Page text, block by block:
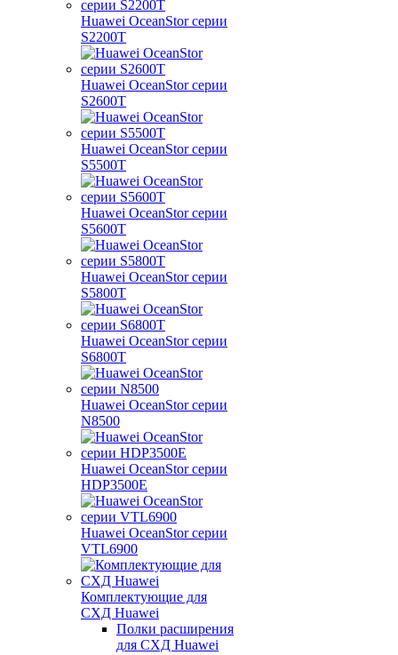
Huawei OceanStor серии
S2200T
Huawei OceanStor серии
S2600T
Huawei OceanStor серии
S5500T
Huawei OceanStor серии
S5600T
Huawei OceanStor серии
S5800T
Huawei OceanStor серии
S6800T
Huawei OceanStor серии
N8500
Huawei OceanStor серии
HDP3500E
Huawei OceanStor серии
VTL6900
Комплектующие для
СХД Huawei
Полки расширения
для СХД Huawei